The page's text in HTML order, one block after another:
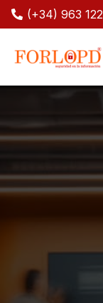
(+34) 963